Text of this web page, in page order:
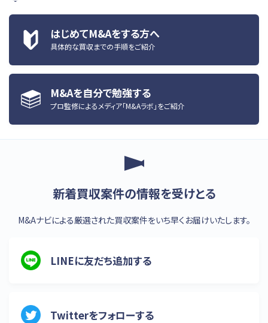
はじめてM&Aをする方へ
具体的な買収までの手順をご紹介
M&Aを自分で勉強する
プロ監修によるメディア「M&Aラボ」をご紹介
新着買収案件の情報を受けとる
M&Aナビによる厳選された買収案件をいち早くお届けいたします。
LINEに友だち追加する
Twitterをフォローする